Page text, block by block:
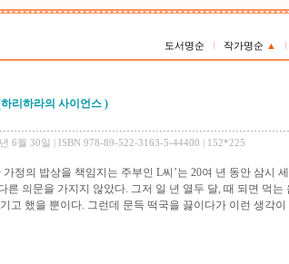
도서명순 작가명순 ▲
리하라의 사이언스 )
6월 30일 | ISBN 978-89-522-3163-5-44400 | 152*225
가정의 밥상을 책임지는 주부인 L씨’는 20여 년 동안 삼시
른 의문을 가지지 않았다. 그저 일 년 열두 달, 때 되면 먹는
고 했을 뿐이다. 그런데 문득 떡국을 끓이다가 이런 생각이